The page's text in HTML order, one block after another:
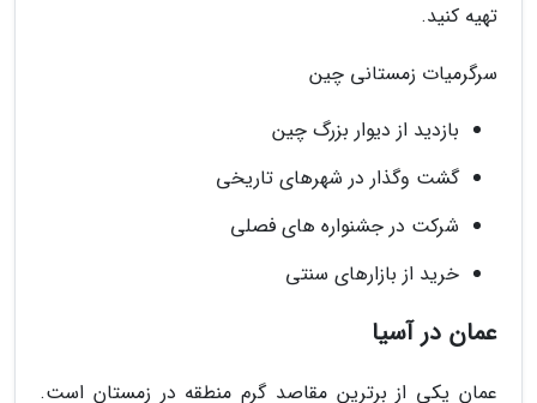
تهیه کنید.
سرگرمیات زمستانی چین
بازدید از دیوار بزرگ چین
گشت وگذار در شهرهای تاریخی
شرکت در جشنواره های فصلی
خرید از بازارهای سنتی
عمان در آسیا
عمان یکی از برترین مقاصد گرم منطقه در زمستان است.